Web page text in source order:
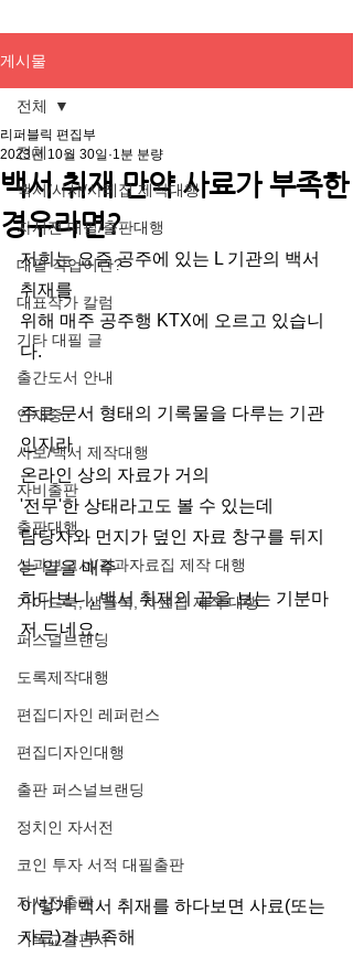
게시물
전체
백서/사사/사례집 제작대행
자서전 대필/출판대행
대필 작업이란?
대표작가 칼럼
기타 대필 글
출간도서 안내
연재중
사보/백서 제작대행
자비출판
출판대행
성과보고서/결과자료집 제작 대행
가이드북, 샘플북, 자료집 제작 대행
퍼스널브랜딩
도록제작대행
편집디자인 레퍼런스
편집디자인대행
출판 퍼스널브랜딩
정치인 자서전
코인 투자 서적 대필출판
자서전출판
기독교출판사
전체
백서 취재 만약 사료가 부족한
경우라면?
리퍼블릭 편집부
2023년 10월 30일 1분 분량
저희는 요즘 공주에 있는 L 기관의 백서
취재를
위해 매주 공주행 KTX에 오르고 있습니
다.
주로 문서 형태의 기록물을 다루는 기관
인지라
온라인 상의 자료가 거의
'전무'한 상태라고도 볼 수 있는데
담당자와 먼지가 덮인 자료 창구를 뒤지
는 일을 매주
하다보니, 백서 취재의 끝을 보는 기분마
저 드네요.
이렇게 백서 취재를 하다보면 사료(또는
자료)가 부족해